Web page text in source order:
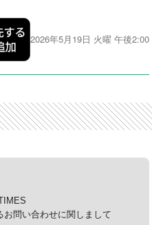
2026年5月19日 火曜 午後2:00
お問い合わせに関しまして